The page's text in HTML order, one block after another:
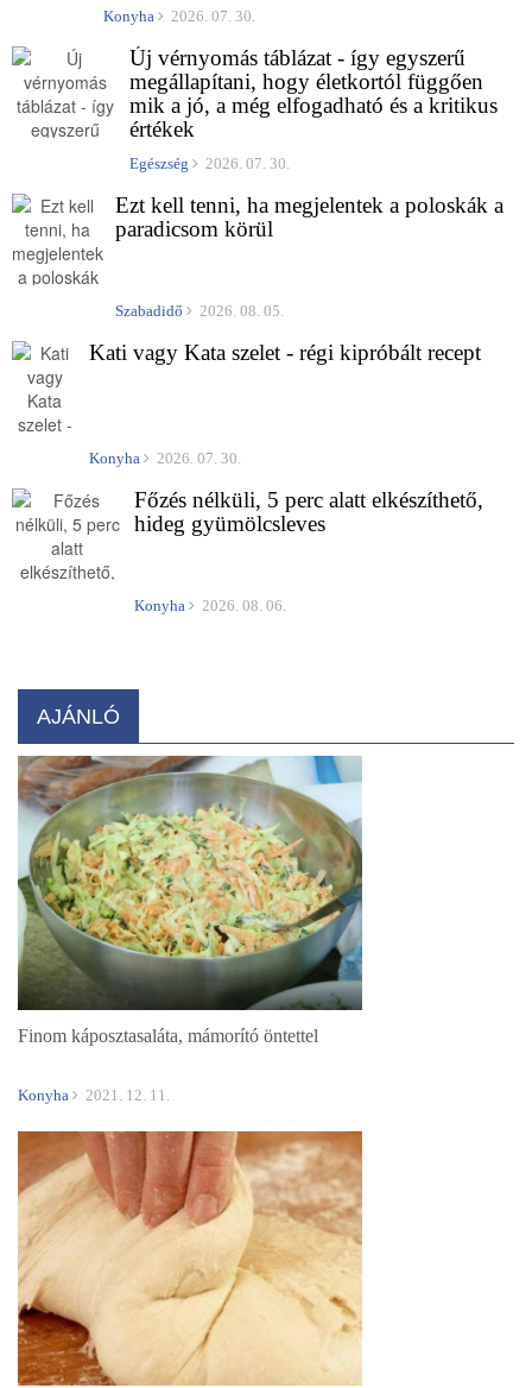
Konyha 2026. 07. 30.
Új vérnyomás táblázat - így egyszerű
megállapítani, hogy életkortól függően
mik a jó, a még elfogadható és a kritikus
értékek
Egészség 2026. 07. 30.
Ezt kell tenni, ha megjelentek a poloskák a
paradicsom körül
Szabadidő 2026. 08. 05.
Kati vagy Kata szelet - régi kipróbált recept
Konyha 2026. 07. 30.
Főzés nélküli, 5 perc alatt elkészíthető,
hideg gyümölcsleves
Konyha 2026. 08. 06.
AJÁNLÓ
Finom káposztasaláta, mámorító öntettel
Konyha 2021. 12. 11.